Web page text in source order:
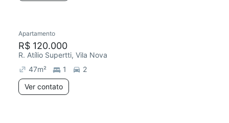
Apartamento
R$ 120.000
R. Atílio Supertti, Vila Nova
47m² 1
2
Ver contato